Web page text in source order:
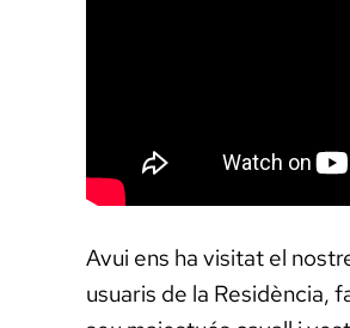
Avui ens ha visitat el
usuaris de la Residència,